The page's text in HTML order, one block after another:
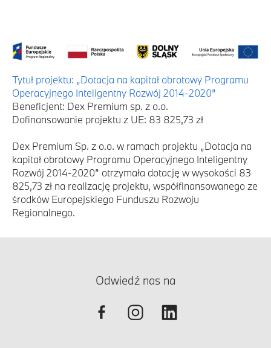
Tytuł projektu: „Dotacja na kapitał obrotowy Programu
Operacyjnego Inteligentny Rozwój 2014-2020”
Beneficjent: Dex Premium sp. z o.o.
Dofinansowanie projektu z UE: 83 825,73 zł
Dex Premium Sp. z o.o. w ramach projektu „Dotacja na
kapitał obrotowy Programu Operacyjnego Inteligentny
Rozwój 2014-2020” otrzymała dotację w wysokości 83
825,73 zł na realizację projektu, współfinansowanego ze
środków Europejskiego Funduszu Rozwoju
Regionalnego.
Odwiedź nas na